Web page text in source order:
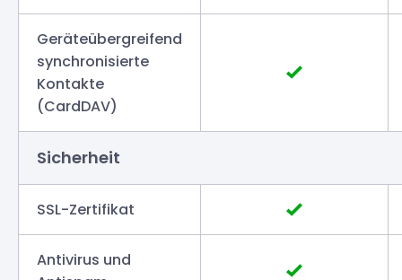
Geräteübergreifend
synchronisierte
Kontakte
(CardDAV)
Sicherheit
SSL-Zertifikat
Antivirus und